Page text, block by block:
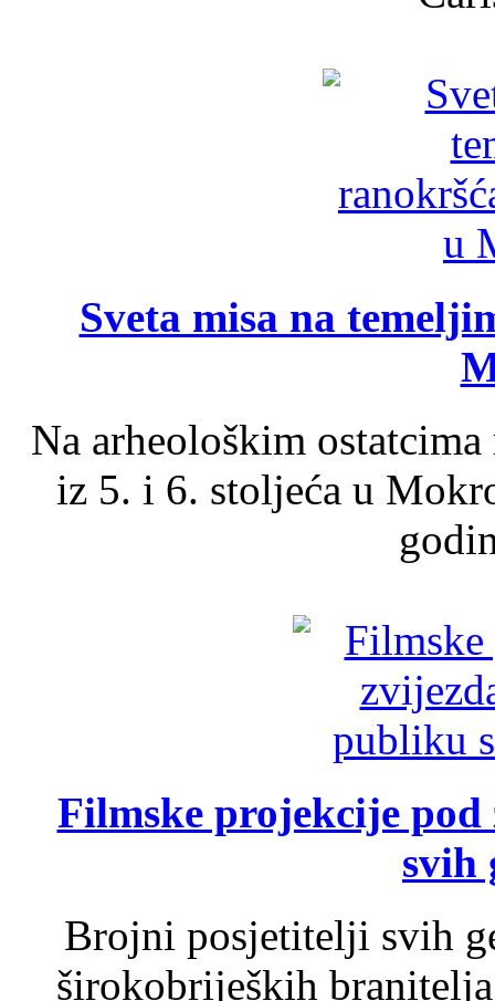
Sveta misa na
Na arheološkim
iz 5. i 6. stoljeća u
Filmske projekcije
svih
Brojni posjetitelji svih
širokobrijeških